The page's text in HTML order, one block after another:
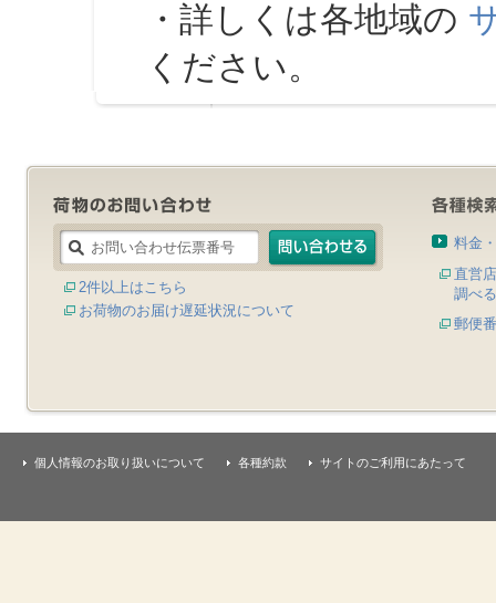
・詳しくは各地域の
ください。
2件以上はこちら
お荷物のお届け遅延状況について
料金
直営
調べる
郵便
個人情報のお取り扱いについて 各種約款 サイトのご利用にあたって